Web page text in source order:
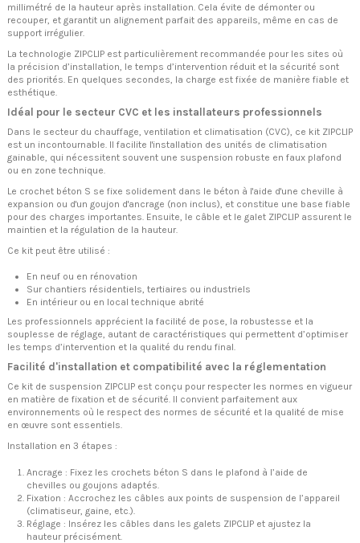
millimétré de la hauteur après installation. Cela évite de démonter ou
recouper, et garantit un alignement parfait des appareils, même en cas de
support irrégulier.
La technologie ZIPCLIP est particulièrement recommandée pour les sites où
la précision d’installation, le temps d’intervention réduit et la sécurité sont
des priorités. En quelques secondes, la charge est fixée de manière fiable et
esthétique.
Idéal pour le secteur CVC et les installateurs professionnels
Dans le secteur du chauffage, ventilation et climatisation (CVC), ce kit ZIPCLIP
est un incontournable. Il facilite l'installation des unités de climatisation
gainable, qui nécessitent souvent une suspension robuste en faux plafond
ou en zone technique.
Le crochet béton S se fixe solidement dans le béton à l'aide d'une cheville à
expansion ou d'un goujon d'ancrage (non inclus), et constitue une base fiable
pour des charges importantes. Ensuite, le câble et le galet ZIPCLIP assurent le
maintien et la régulation de la hauteur.
Ce kit peut être utilisé :
En neuf ou en rénovation
Sur chantiers résidentiels, tertiaires ou industriels
En intérieur ou en local technique abrité
Les professionnels apprécient la facilité de pose, la robustesse et la
souplesse de réglage, autant de caractéristiques qui permettent d’optimiser
les temps d’intervention et la qualité du rendu final.
Facilité d'installation et compatibilité avec la réglementation
Ce kit de suspension ZIPCLIP est conçu pour respecter les normes en vigueur
en matière de fixation et de sécurité. Il convient parfaitement aux
environnements où le respect des normes de sécurité et la qualité de mise
en œuvre sont essentiels.
Installation en 3 étapes :
Ancrage : Fixez les crochets béton S dans le plafond à l’aide de
chevilles ou goujons adaptés.
Fixation : Accrochez les câbles aux points de suspension de l’appareil
(climatiseur, gaine, etc.).
Réglage : Insérez les câbles dans les galets ZIPCLIP et ajustez la
hauteur précisément.